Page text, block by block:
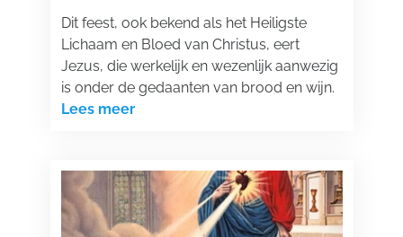
Dit feest, ook bekend als het Heiligste
Lichaam en Bloed van Christus, eert
Jezus, die werkelijk en wezenlijk aanwezig
is onder de gedaanten van brood en wijn.
Lees meer